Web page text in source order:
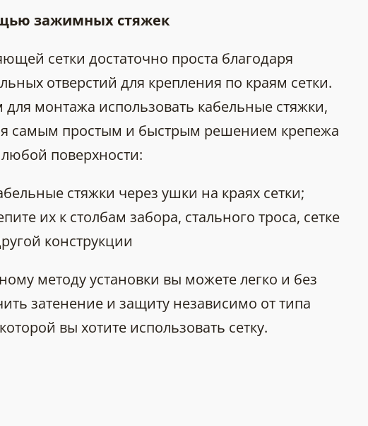
зажимных стяжек
сетки достаточно проста благодаря
отверстий для крепления по краям сетки.
монтажа использовать кабельные стяжки,
самым простым и быстрым решением крепежа
поверхности:
стяжки через ушки на краях сетки;
их к столбам забора, стального троса, сетке
конструкции
методу установки вы можете легко и без
затенение и защиту независимо от типа
вы хотите использовать сетку.